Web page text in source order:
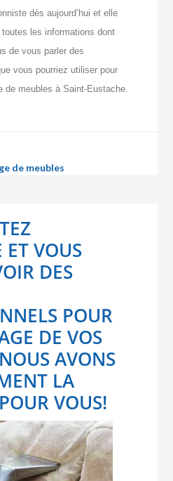
dès aujourd’hui et elle
les informations dont
de vous parler des
vous pourriez utiliser pour
de meubles à Saint-Eustache.
de meubles
VOUS
DES
POUR
DE VOS
AVONS
LA
VOUS!